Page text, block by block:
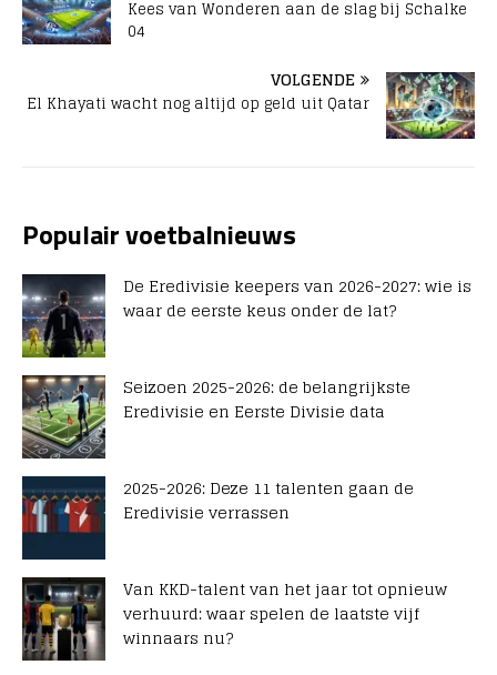
Kees van Wonderen aan de slag bij Schalke
04
VOLGENDE
El Khayati wacht nog altijd op geld uit Qatar
Populair voetbalnieuws
De Eredivisie keepers van 2026-2027: wie is
waar de eerste keus onder de lat?
Seizoen 2025-2026: de belangrijkste
Eredivisie en Eerste Divisie data
2025-2026: Deze 11 talenten gaan de
Eredivisie verrassen
Van KKD-talent van het jaar tot opnieuw
verhuurd: waar spelen de laatste vijf
winnaars nu?